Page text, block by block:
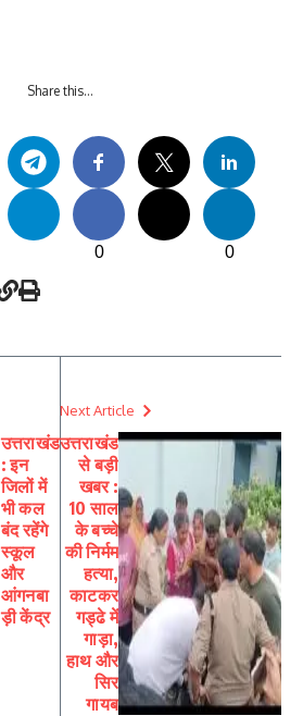
Share this…
0 0
उत्तराखंड
: इन
जिलों में
भी कल
बंद रहेंगे
स्कूल
और
आंगनबा
ड़ी केंद्र
Next Article
उत्तराखंड
से बड़ी
खबर :
10 साल
के बच्चे
की निर्मम
हत्या,
काटकर
गड्ढे में
गाड़ा,
हाथ और
सिर
गायब